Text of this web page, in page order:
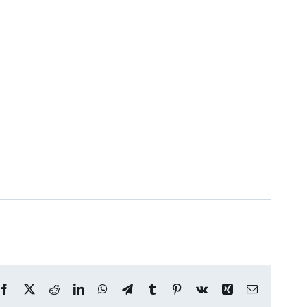
Facebook
X RedditLinkedInWhatsApp
TelegramTumblr Pinterest
Vk Xing Correo